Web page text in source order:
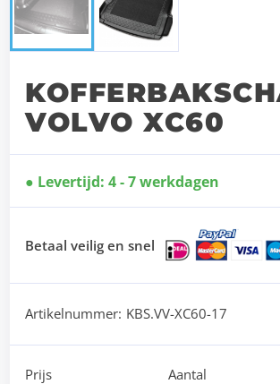
VOLVO XC60
Levertijd: 4 - 7 werkdagen
Betaal veilig en snel
Artikelnummer: KBS.VV-XC60-17
Prijs
Aantal